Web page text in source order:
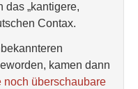
das „kantigere,
Contax.
kamen dann
noch überschaubare